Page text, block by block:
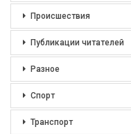
Происшествия
Публикации читателей
Разное
Спорт
Транспорт